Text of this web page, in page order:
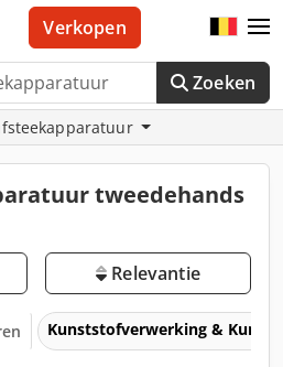
Zoeken
Verkopen
tweedehands
Relevantie
Kunststofverwerking &